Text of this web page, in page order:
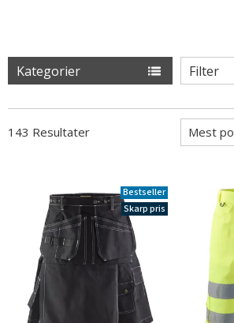
Kategorier Filter
143 Resultater
Bestseller
Skarp pris